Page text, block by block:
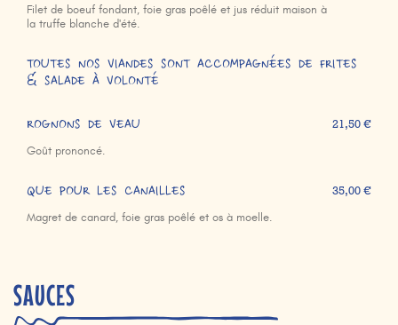
Filet de boeuf fondant, foie gras poêlé et jus réduit maison à
la truffe blanche d'été.
TOUTES NOS VIANDES SONT ACCOMPAGNÉES DE FRITES
& SALADE À VOLONTÉ
ROGNONS DE VEAU
Goût prononcé.
21,50 €
QUE POUR LES CANAILLES
Magret de canard, foie gras poêlé et os à moelle.
35,00 €
SAUCES